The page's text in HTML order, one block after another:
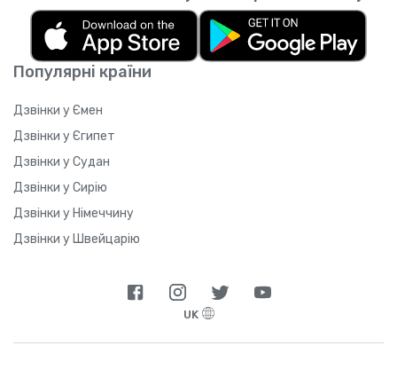
Популярні країни
Дзвінки у Ємен
Дзвінки у Єгипет
Дзвінки у Судан
Дзвінки у Сирію
Дзвінки у Німеччину
Дзвінки у Швейцарію
UK